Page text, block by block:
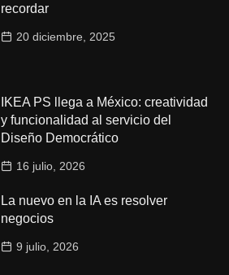
recordar
20 diciembre, 2025
IKEA PS llega a México: creatividad
y funcionalidad al servicio del
Diseño Democrático
16 julio, 2026
La nuevo en la IA es resolver
negocios
9 julio, 2026